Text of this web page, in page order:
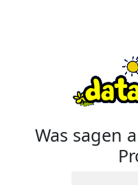
Was sagen